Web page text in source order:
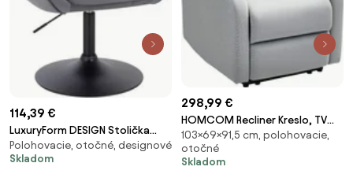
114,39 €
LuxuryForm DESIGN Stolička
AVOLA VELUR na čiernom tanieri
- tmavo šedá
Polohovacie, otočné, designové
Skladom
298,99 €
HOMCOM Recliner Kreslo, TV
Kreslo s Funkciou Otočenia,
Čalúnené TV Kreslo s Vzhľadom
Lnu, Recliner Kreslo s Jadro z
103×69×91,5 cm, polohovacie,
otočné
Skladom